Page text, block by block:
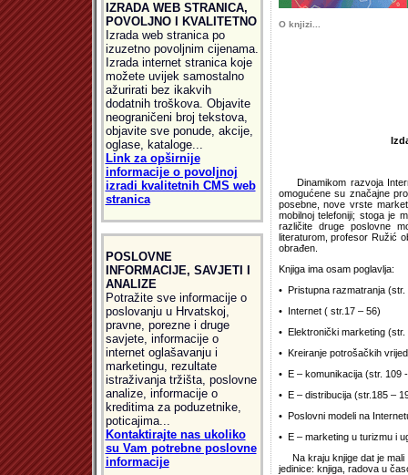
IZRADA WEB STRANICA,
POVOLJNO I KVALITETNO
Izrada web stranica po
izuzetno povoljnim cijenama.
Izrada internet stranica koje
možete uvijek samostalno
ažurirati bez ikakvih
dodatnih troškova. Objavite
neograničeni broj tekstova,
objavite sve ponude, akcije,
oglase, kataloge...
Link za opširnije
informacije o povoljnoj
izradi kvalitetnih CMS web
stranica
POSLOVNE
INFORMACIJE, SAVJETI I
ANALIZE
Potražite sve informacije o
poslovanju u Hrvatskoj,
pravne, porezne i druge
savjete, informacije o
internet oglašavanju i
marketingu, rezultate
istraživanja tržišta, poslovne
analize, informacije o
kreditima za poduzetnike,
poticajima...
Kontaktirajte nas ukoliko
su Vam potrebne poslovne
informacije
O knjizi...
Dinamikom razvoja
omogućene su značajne
posebne, nove vrste
mobilnoj telefoniji; stoga je
različite druge poslovne
literaturom, profesor Ružić
obrađen.
Knjiga ima osam poglavlja:
• Pristupna razmatranja (str.
• Internet ( str.17 – 56)
• Elektronički marketing (str.
• Kreiranje potrošačkih
• E – komunikacija (str. 109
• E – distribucija (str.185 –
• Poslovni modeli na
• E – marketing u turizmu i
Na kraju knjige dat je mali
jedinice: knjiga, radova u